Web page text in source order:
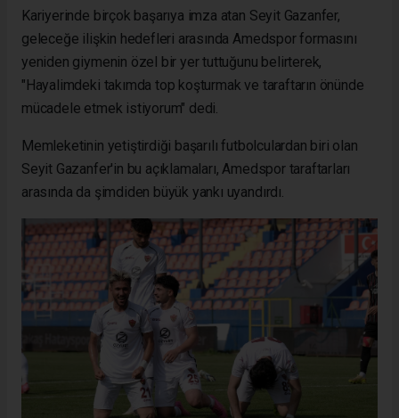
Kariyerinde birçok başarıya imza atan Seyit Gazanfer,
geleceğe ilişkin hedefleri arasında Amedspor formasını
yeniden giymenin özel bir yer tuttuğunu belirterek,
"Hayalimdeki takımda top koşturmak ve taraftarın önünde
mücadele etmek istiyorum" dedi.
Memleketinin yetiştirdiği başarılı futbolculardan biri olan
Seyit Gazanfer'in bu açıklamaları, Amedspor taraftarları
arasında da şimdiden büyük yankı uyandırdı.